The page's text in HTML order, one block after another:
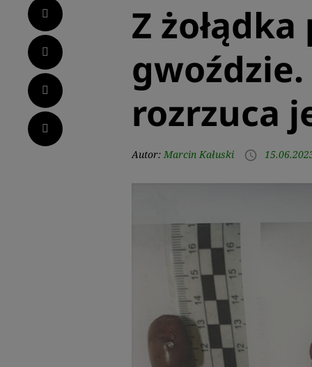
Facebook
Twitter
LinkedIn
Pinterest
Z
rozrzuca
Autor: Marcin Kałuski access_time